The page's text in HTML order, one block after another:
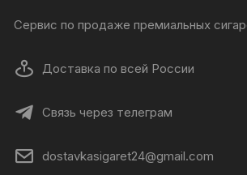
Сервис по продаже премиальных
Доставка по всей России
Связь через телеграм
dostavkasigaret24@gmail.com